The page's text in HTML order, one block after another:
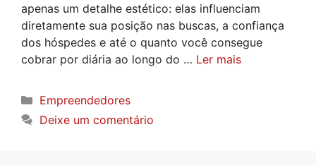
apenas um detalhe estético: elas influenciam
diretamente sua posição nas buscas, a confiança
dos hóspedes e até o quanto você consegue
cobrar por diária ao longo do … Ler mais
Categorias
Empreendedores
Deixe um comentário